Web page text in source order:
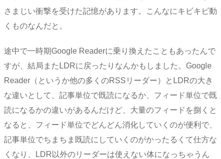
さまじい衝撃を受けた記憶があります。こんなにキビキビ動
くものなんだと。
途中で一時期Google Readerに乗り換えたこともあったんで
すが、結局またLDRに戻ったりなんかもしました。Google
Reader（というか他の多くのRSSリーダー）とLDRの大き
な違いとして、記事単位で既読になるか、フィード単位で既
読になるかの違いがあるんだけど、大量のフィードを捌くと
なると、フィード単位でどんどん消化していくのが便利で、
記事単位でちまちま既読にしていくのがかったるくて仕方な
くなり、LDR以外のリーダーは使えない体になっちゃうん